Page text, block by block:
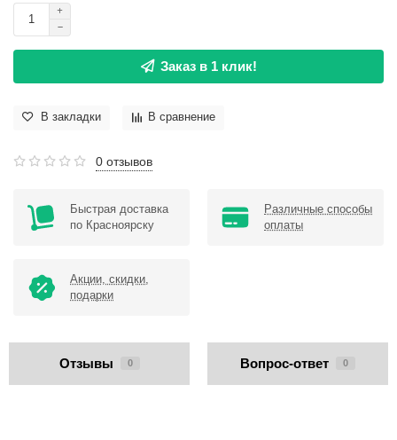
Заказ в 1 клик!
В закладки В сравнение
0 отзывов
Быстрая доставка
по Красноярску
Различные способы
оплаты
Акции, скидки,
подарки
Отзывы 0 Вопрос-ответ 0